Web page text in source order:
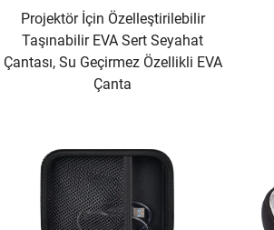
Projektör İçin Özelleştirilebilir
Taşınabilir EVA Sert Seyahat
Çantası, Su Geçirmez Özellikli EVA
Çanta